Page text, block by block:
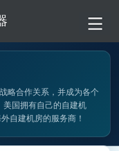
略合作关系，并成为各个
美国拥有自己的自建机
自建机房的服务商！